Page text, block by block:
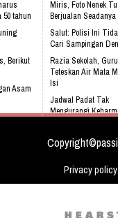
tahun
Berikut
Asam
Miris, Foto Nenek
Berjualan
Salut: Polisi Ini
Cari Sampingan
Razia Sekolah, Guru
Teteskan Air Mata
Isi
Jadwal Padat Tak
Mengurangi
Video: Masya Allah,
Meskipun Cacat
Privacy policy